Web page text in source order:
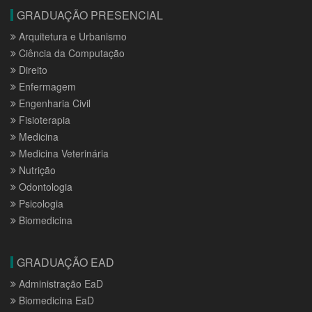
GRADUAÇÃO PRESENCIAL
Arquitetura e Urbanismo
Ciência da Computação
Direito
Enfermagem
Engenharia Civil
Fisioterapia
Medicina
Medicina Veterinária
Nutrição
Odontologia
Psicologia
Biomedicina
GRADUAÇÃO EAD
Administração EaD
Biomedicina EaD